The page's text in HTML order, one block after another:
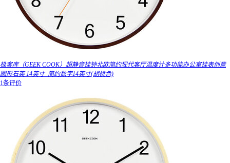
极客库（GEEK COOK）超静音挂钟北欧简约现代客厅温度计多功能办公室挂表创意
圆形石英 14英寸_简约数字14英寸(胡桃色)
1条评价